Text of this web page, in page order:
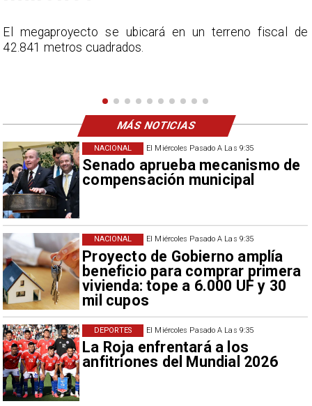
El Miércoles Pasado A Las 9:35
Senado aprueba mecanismo de
compensación municipal
NACIONAL
El Miércoles Pasado A Las 9:35
Proyecto de Gobierno amplía
beneficio para comprar primera
vivienda: tope a 6.000 UF y 30
mil cupos
NACIONAL
El Miércoles Pasado A Las 9:35
La Roja enfrentará a los
anfitriones del Mundial 2026
DEPORTES
En el programa ESPN F90 Chile, Claudio Bravo ofrece
una visión más moderada sobre las expectativas del
MÁS NOTICIAS